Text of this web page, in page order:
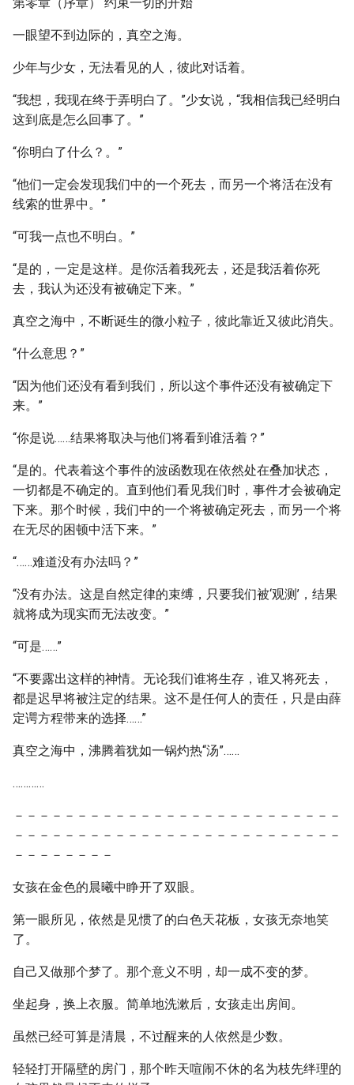
一眼望不到边际的，真空之海。
少年与少女，无法看见的人，彼此对话着。
“我想，我现在终于弄明白了。”少女说，“我相信我已经明白
这到底是怎么回事了。”
“你明白了什么？。”
“他们一定会发现我们中的一个死去，而另一个将活在没有
线索的世界中。”
“可我一点也不明白。”
“是的，一定是这样。是你活着我死去，还是我活着你死
去，我认为还没有被确定下来。”
真空之海中，不断诞生的微小粒子，彼此靠近又彼此消失。
“什么意思？”
“因为他们还没有看到我们，所以这个事件还没有被确定下
来。”
“你是说……结果将取决与他们将看到谁活着？”
“是的。代表着这个事件的波函数现在依然处在叠加状态，
一切都是不确定的。直到他们看见我们时，事件才会被确定
下来。那个时候，我们中的一个将被确定死去，而另一个将
在无尽的困顿中活下来。”
“……难道没有办法吗？”
“没有办法。这是自然定律的束缚，只要我们被‘观测’，结果
就将成为现实而无法改变。”
“可是……”
“不要露出这样的神情。无论我们谁将生存，谁又将死去，
都是迟早将被注定的结果。这不是任何人的责任，只是由薛
定谔方程带来的选择……”
真空之海中，沸腾着犹如一锅灼热“汤”……
…………
－－－－－－－－－－－－－－－－－－－－－－－－－－
－－－－－－－－－－－－－－－－－－－－－－－－－－
－－－－－－－－
女孩在金色的晨曦中睁开了双眼。
第一眼所见，依然是见惯了的白色天花板，女孩无奈地笑
了。
自己又做那个梦了。那个意义不明，却一成不变的梦。
坐起身，换上衣服。简单地洗漱后，女孩走出房间。
虽然已经可算是清晨，不过醒来的人依然是少数。
轻轻打开隔壁的房门，那个昨天喧闹不休的名为枝先绊理的